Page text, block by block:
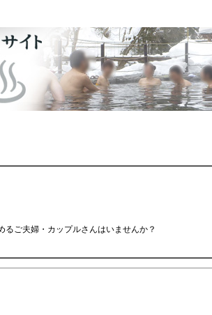
ご夫婦・カップルさんはいませんか？